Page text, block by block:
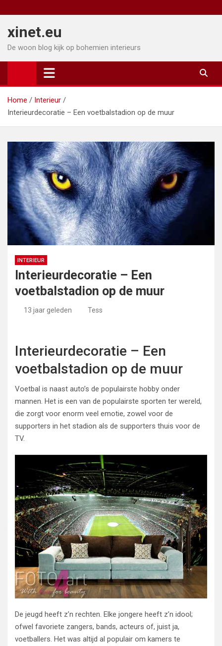
naar
inhoud
xinet.eu
De woon blog kijk op bohemien interieurs
Home
Interieur
Interieurdecoratie – Een voetbalstadion op de muur
INTERIEUR
Interieurdecoratie – Een
voetbalstadion op de muur
13 jaar geleden Tess
Interieurdecoratie – Een
voetbalstadion op de muur
Voetbal is naast auto’s de populairste hobby onder
mannen. Het is een van de populairste sporten ter wereld,
die zorgt voor enorm veel emotie, zowel voor de
supporters in het stadion als de supporters thuis voor de
TV.
De jeugd heeft z’n rechten. Elke jongere heeft z’n idool;
ofwel favoriete zangers, bands, acteurs of, juist ja,
voetballers. Het was altijd al populair om kamers te